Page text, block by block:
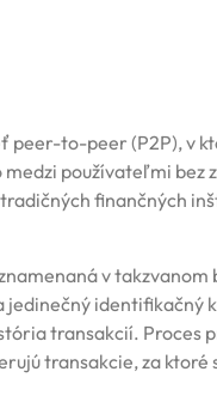
to-peer (P2P), v
používateľmi
finančných
v
identifikačný
transakcií. Proces
transakcie, za